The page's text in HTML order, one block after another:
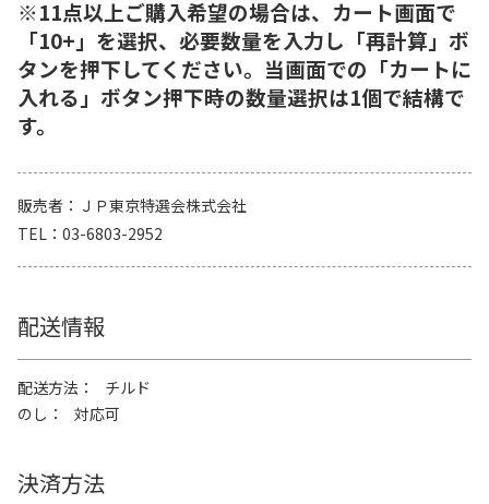
※11点以上ご購入希望の場合は、カート画面で
「10+」を選択、必要数量を入力し「再計算」ボ
タンを押下してください。当画面での「カートに
入れる」ボタン押下時の数量選択は1個で結構で
す。
販売者
ＪＰ東京特選会株式会社
TEL
03-6803-2952
配送情報
配送方法
チルド
のし
対応可
決済方法